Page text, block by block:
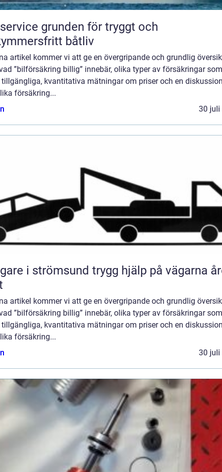
för tryggt och
båtliv
artikel kommer vi att ge en övergripande och grundlig
”bilförsäkring billig” innebär, olika typer av försäkringar som
kvantitativa mätningar om priser och en
försäkring...
30 juli
strömsund trygg hjälp på vägarna året
artikel kommer vi att ge en övergripande och grundlig
”bilförsäkring billig” innebär, olika typer av försäkringar som
kvantitativa mätningar om priser och en
försäkring...
30 juli